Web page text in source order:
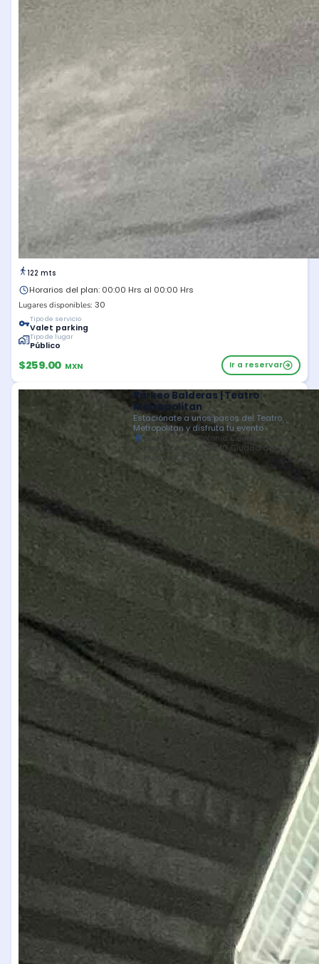
122 mts
Horarios del plan: 00:00 Hrs al 00:00 Hrs
Lugares disponibles: 30
Tipo de servicio
Valet parking
Tipo de lugar
Público
$259.00 MXN Ir a reservar
Parkeo Balderas | Teatro
Metropolitan
Estaciónate a unos pasos del Teatro
Metropolitan y disfruta tu evento
Balderas 39, Colonia Centro, Centro,
Cuauhtémoc, 06040 Ciudad de
México, CDMX, México